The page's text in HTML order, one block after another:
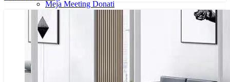
Meja Meeting Donati
Meja Meeting Expo
Meja Meeting Highpoint
Meja Meeting Indachi